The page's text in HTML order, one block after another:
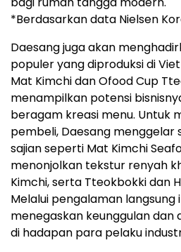
*Berdasarkan data Nielsen
Daesang juga akan
populer yang diproduksi di
Mat Kimchi dan Ofood Cup
menampilkan potensi
beragam kreasi menu. Untuk
pembeli, Daesang menggelar
sajian seperti Mat Kimchi
menonjolkan tekstur renyah
Kimchi, serta Tteokbokki dan
Melalui pengalaman langsung
menegaskan keunggulan dan
di hadapan para pelaku